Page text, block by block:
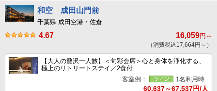
和空 成田山門前
千葉県 成田空港・佐倉
4.67 16,059円～
（消費税込17,664円～）
【大人の贅沢一人旅】＜旬彩会席＞心と身体を浄化する、
極上のリトリートステイ／2食付
客室例：
1名利用時
60,637～67,537円/人